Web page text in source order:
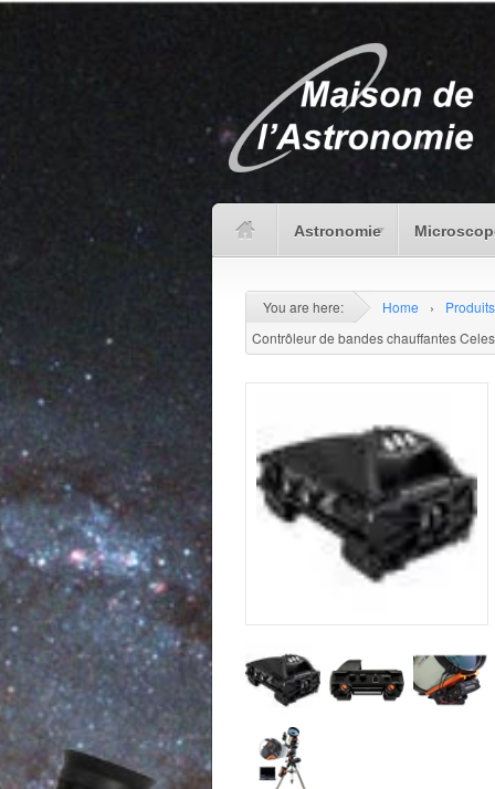
Astronomie
You are here: Home ›
Produits
Contrôleur de bandes chauffantes